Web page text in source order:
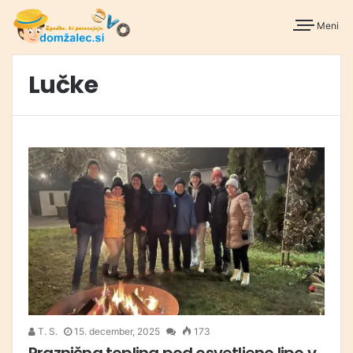
Meni
Lučke
T. S. 15. december, 2025 173